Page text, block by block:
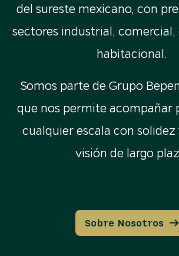
del sureste mexicano, con
sectores industrial,
habitacional.
Somos parte de Grupo
que nos permite acompañar
cualquier escala con
visión de largo
Sobre Nosotros